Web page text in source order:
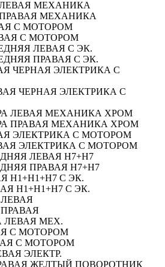
ЛЕВАЯ МЕХАНИКА
ПРАВАЯ МЕХАНИКА
С МОТОРОМ
С МОТОРОМ
ЛЕВАЯ С ЭК.
ПРАВАЯ С ЭК.
ЧЕРНАЯ ЭЛЕКТРИКА С
ЧЕРНАЯ ЭЛЕКТРИКА С
ЛЕВАЯ МЕХАНИКА ХРОМ
ПРАВАЯ МЕХАНИКА ХРОМ
ЭЛЕКТРИКА С МОТОРОМ
ЭЛЕКТРИКА С МОТОРОМ
ЛЕВАЯ H7+H7
ПРАВАЯ H7+H7
Н1+Н1+Н7 С ЭК.
Н1+Н1+Н7 С ЭК.
ЛЕВАЯ
ПРАВАЯ
ЛЕВАЯ МЕХ.
С МОТОРОМ
С МОТОРОМ
ЭЛЕКТР.
ЖЕЛТЫЙ ПОВОРОТНИК